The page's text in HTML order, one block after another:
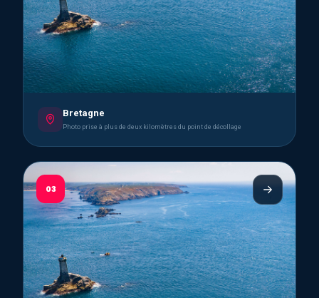
Bretagne
Photo prise à plus de deux kilomètres du point de décollage
03